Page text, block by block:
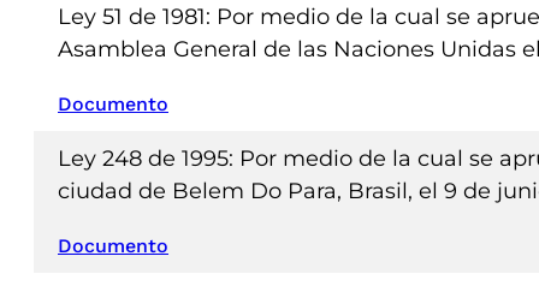
Ley 51 de 1981: Por medio de la cual se
Asamblea General de las Naciones Unidas
Documento
Ley 248 de 1995: Por medio de la cual se
ciudad de Belem Do Para, Brasil, el 9 de
Documento